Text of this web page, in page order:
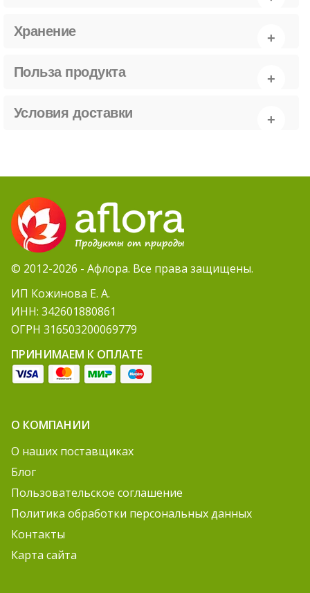
Хранение
Польза продукта
Условия доставки
© 2012-2026 - Афлора. Все права защищены.
ИП Кожинова Е. А.
ИНН: 342601880861
ОГРН 316503200069779
ПРИНИМАЕМ К ОПЛАТЕ
О КОМПАНИИ
О наших поставщиках
Блог
Пользовательское соглашение
Политика обработки персональных данных
Контакты
Карта сайта